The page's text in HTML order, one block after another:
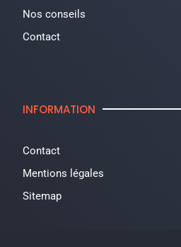
Nos conseils
Contact
INFORMATION
Contact
Mentions légales
Sitemap